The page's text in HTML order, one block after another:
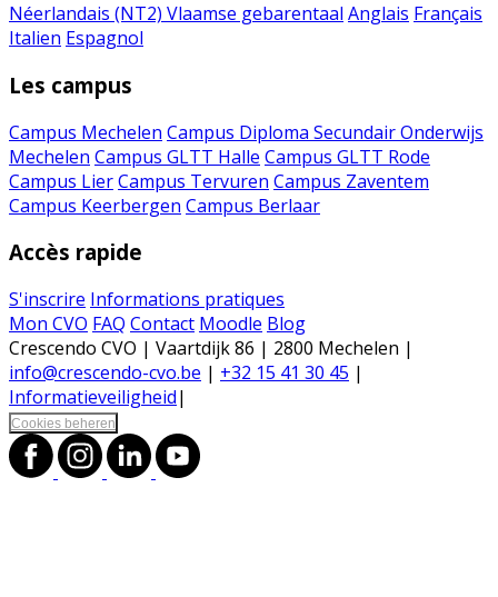
Néerlandais (NT2) Vlaamse gebarentaal Anglais Français
Italien Espagnol
Les campus
Campus Mechelen Campus Diploma Secundair Onderwijs
Mechelen Campus GLTT Halle Campus GLTT Rode
Campus LierCampus Tervuren Campus Zaventem
Campus Keerbergen Campus Berlaar
Accès rapide
S'inscrire Informations pratiques
Mon CVO FAQ Contact Moodle Blog
Crescendo CVO | Vaartdijk 86 | 2800 Mechelen |
info@crescendo-cvo.be | +32 15 41 30 45 |
Informatieveiligheid|
Cookies beheren